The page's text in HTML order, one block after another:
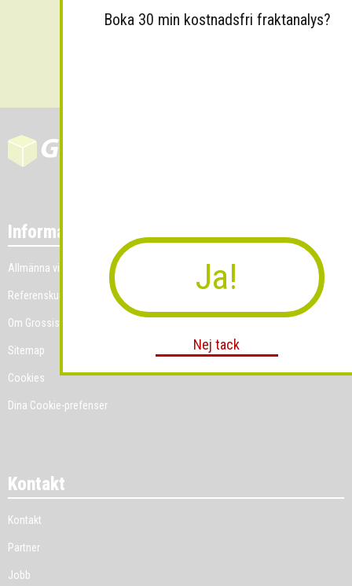
Information
Allmänna villkor
Referenskunder
Om Grossist.se
Sitemap
Cookies
Dina Cookie-prefenser
Kontakt
Kontakt
Partner
Jobb
Boka 30 min kostnadsfri fraktanalys?
Ja!
Nej tack